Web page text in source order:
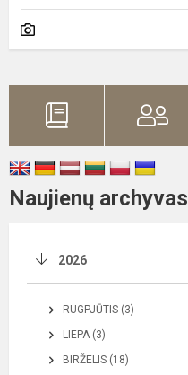
Naujienų archyvas
2026
RUGPJŪTIS (3)
LIEPA (3)
BIRŽELIS (18)